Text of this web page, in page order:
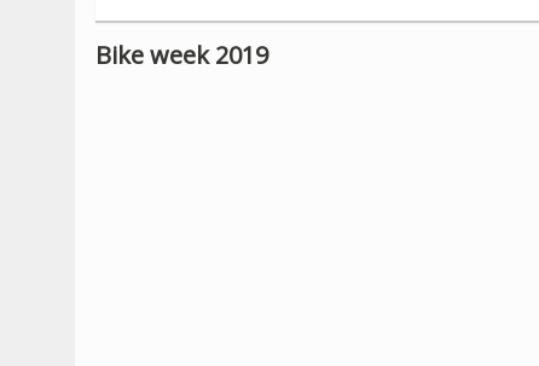
Bike week 2019